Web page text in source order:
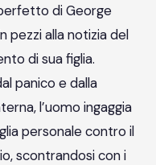
di George
pezzi alla notizia del
di sua figlia.
panico e dalla
l’uomo ingaggia
personale contro il
scontrandosi con i